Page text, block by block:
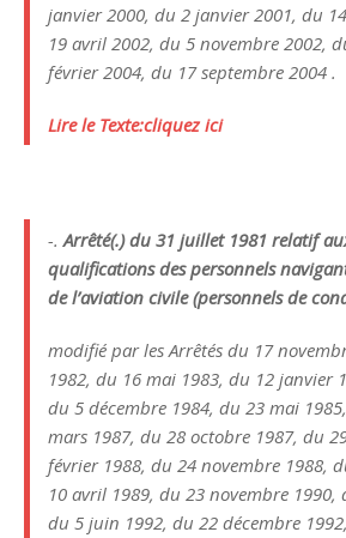
janvier 2000, du 2 janvier 2001, du
19 avril 2002, du 5 novembre 2002,
février 2004, du 17 septembre 2004 .
Lire le Texte:cliquez ici
-.Arrêté(.) du 31 juillet 1981 relatif
qualifications des personnels
de l’aviation civile (personnels de
modifié par les Arrêtés du 17
1982, du 16 mai 1983, du 12 janvier
du 5 décembre 1984, du 23 mai
mars 1987, du 28 octobre 1987, du
février 1988, du 24 novembre 1988,
10 avril 1989, du 23 novembre 1990,
du 5 juin 1992, du 22 décembre